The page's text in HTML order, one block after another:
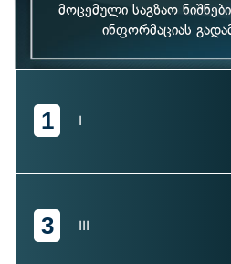
მოცემული საგზაო
ინფორმაციას
1 I
3 III